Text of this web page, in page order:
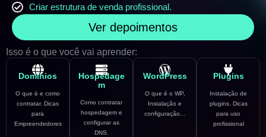
Criar estrutura de venda profissional.
Ver depoimentos
Isso é o que você vai aprender:
Domínios
O que é e como
contratar. Dicas
para
Empreendedores
Hospedage
m
Como contratar
hospedagem e
configurar as
DNS.
WordPress
O que é o WP,
Instalação e
configuração...
Plugins
Instalação de
plugins. Dicas
para uso
profissional